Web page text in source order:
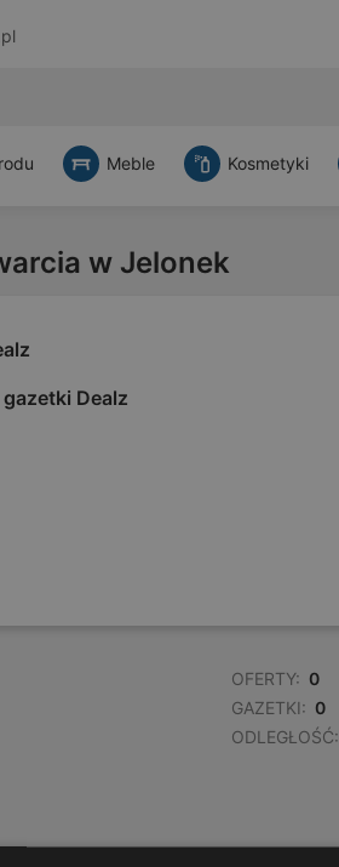
Meble Kosmetyki
w Jelonek
Dealz
OFERTY: 0
GAZETKI: 0
ODLEGŁOŚĆ: